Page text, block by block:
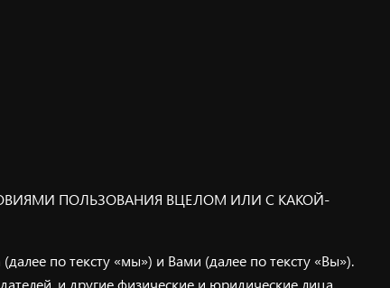
ПОЛЬЗОВАНИЯ ВЦЕЛОМ ИЛИ С КАКОЙ-
по тексту «мы») и Вами (далее по тексту «Вы»).
и другие физические и юридические лица,